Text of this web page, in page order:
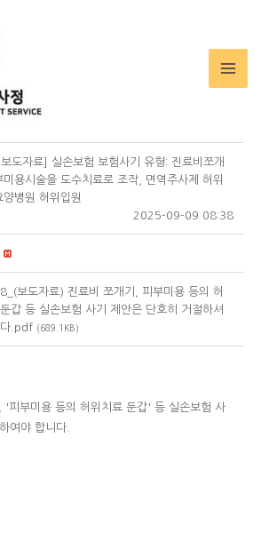
도자료] 실손보험 보험사기 유형: 진료비쪼개
미용시술을 도수치료로 조작, 면역주사제 허위
양병원 허위입원
2025-09-09 08:38
보도자료) 진료비 쪼개기, 피부미용 등의 허
갑 등 실손보험 사기 제안은 단호히 거절하셔
다.pdf (689.1KB)
'피부미용 등의 허위치료 둔갑' 등 실손보험 사
여야 합니다.